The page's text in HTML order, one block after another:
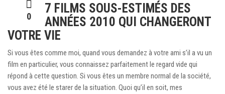
0
7 FILMS SOUS-ESTIMÉS DES
ANNÉES 2010 QUI CHANGERONT
VOTRE VIE
Si vous êtes comme moi, quand vous demandez à votre ami s’il a vu un
film en particulier, vous connaissez parfaitement le regard vide qui
répond à cette question. Si vous êtes un membre normal de la société,
vous avez été le starer de la situation. Quoi qu’il en soit, mes